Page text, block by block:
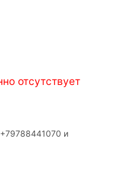
отсутствует
и